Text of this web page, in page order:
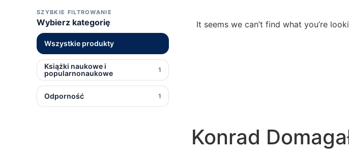
SZYBKIE FILTROWANIE
Wybierz kategorię
Wszystkie produkty
Książki naukowe i
popularnonaukowe
1
Odporność 1
It seems we can’t find what you’re
Konrad